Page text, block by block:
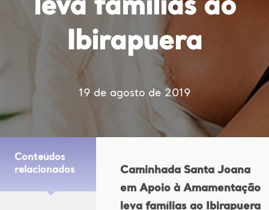
leva famílias ao
Ibirapuera
19 de agosto de 2019
Conteúdos
relacionados
Caminhada Santa Joana
em Apoio à Amamentação
leva famílias ao Ibirapuera